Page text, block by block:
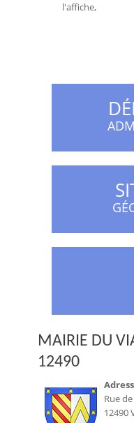
l'affiche,
MAIRIE DU
12490
Rue
12490